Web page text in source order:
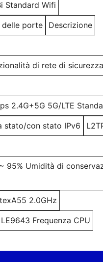
Standard Wifi
delle porte Descrizione
di rete di
2.4G+5G 5G/LTE
stato/con stato IPv6
95% Umidità di
2.0GHz
Frequenza CPU